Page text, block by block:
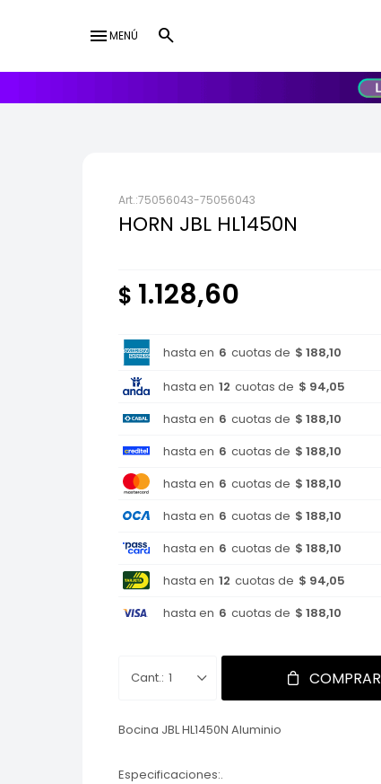
menuMENÚ
75056043-75056043
HORN JBL HL1450N
$ 1.128,60
hasta en 6 cuotas de $ 188,10
hasta en 12 cuotas de $ 94,05
hasta en 6 cuotas de $ 188,10
hasta en 6 cuotas de $ 188,10
hasta en 6 cuotas de $ 188,10
hasta en 6 cuotas de $ 188,10
hasta en 6 cuotas de $ 188,10
hasta en 12 cuotas de $ 94,05
hasta en 6 cuotas de $ 188,10
1 COMPRAR
Bocina JBL HL1450N Aluminio
Especificaciones:.